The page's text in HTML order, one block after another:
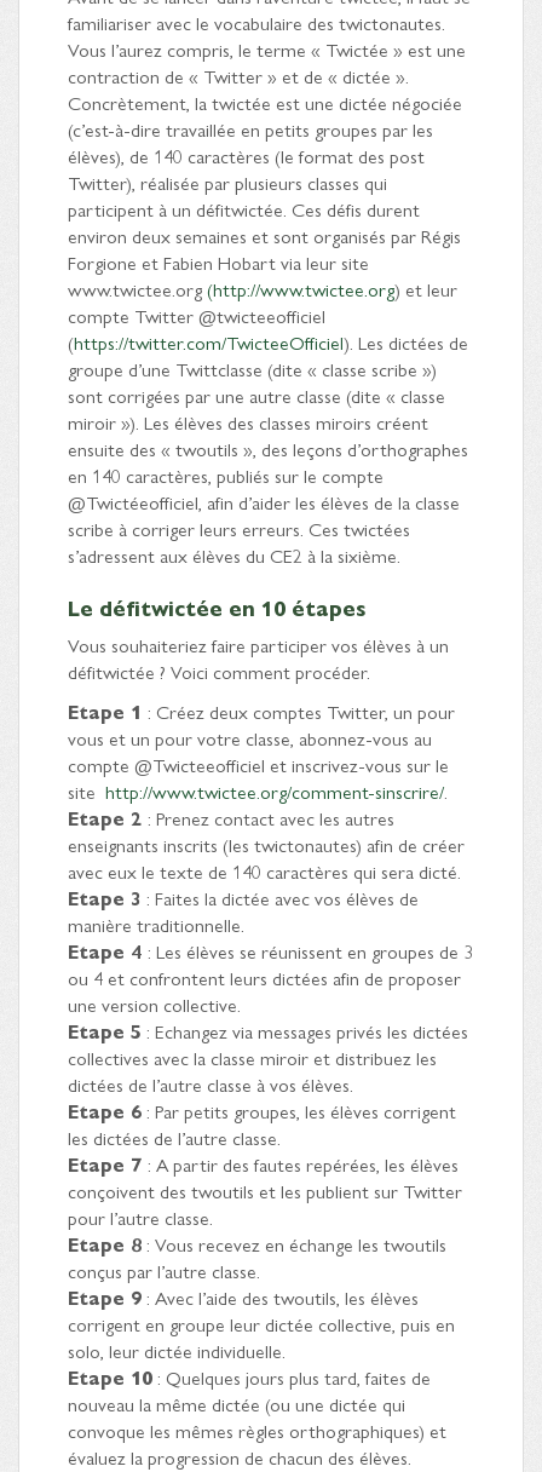
familiariser avec le vocabulaire des twictonautes.
Vous l’aurez compris, le terme « Twictée » est une
contraction de « Twitter » et de « dictée ».
Concrètement, la twictée est une dictée négociée
(c’est-à-dire travaillée en petits groupes par les
élèves), de 140 caractères (le format des post
Twitter), réalisée par plusieurs classes qui
participent à un défitwictée. Ces défis durent
environ deux semaines et sont organisés par Régis
Forgione et Fabien Hobart via leur site
www.twictee.org(http://www.twictee.org) et leur
compte Twitter @twicteeofficiel
(https://twitter.com/TwicteeOfficiel). Les dictées de
groupe d’une Twittclasse (dite « classe scribe »)
sont corrigées par une autre classe (dite « classe
miroir »). Les élèves des classes miroirs créent
ensuite des « twoutils », des leçons d’orthographes
en 140 caractères, publiés sur le compte
@Twictéeofficiel, afin d’aider les élèves de la classe
scribe à corriger leurs erreurs. Ces twictées
s’adressent aux élèves du CE2 à la sixième.
Le défitwictée en 10 étapes
Vous souhaiteriez faire participer vos élèves à un
défitwictée ? Voici comment procéder.
Etape 1 : Créez deux comptes Twitter, un pour
vous et un pour votre classe, abonnez-vous au
compte @Twicteeofficiel et inscrivez-vous sur le
site http://www.twictee.org/comment-sinscrire/.
Etape 2 : Prenez contact avec les autres
enseignants inscrits (les twictonautes) afin de créer
avec eux le texte de 140 caractères qui sera dicté.
Etape 3 : Faites la dictée avec vos élèves de
manière traditionnelle.
Etape 4 : Les élèves se réunissent en groupes de 3
ou 4 et confrontent leurs dictées afin de proposer
une version collective.
Etape 5 : Echangez via messages privés les dictées
collectives avec la classe miroir et distribuez les
dictées de l’autre classe à vos élèves.
Etape 6: Par petits groupes, les élèves corrigent
les dictées de l’autre classe.
Etape 7 : A partir des fautes repérées, les élèves
conçoivent des twoutils et les publient sur Twitter
pour l’autre classe.
Etape 8: Vous recevez en échange les twoutils
conçus par l’autre classe.
Etape 9: Avec l’aide des twoutils, les élèves
corrigent en groupe leur dictée collective, puis en
solo, leur dictée individuelle.
Etape 10: Quelques jours plus tard, faites de
nouveau la même dictée (ou une dictée qui
convoque les mêmes règles orthographiques) et
évaluez la progression de chacun des élèves.